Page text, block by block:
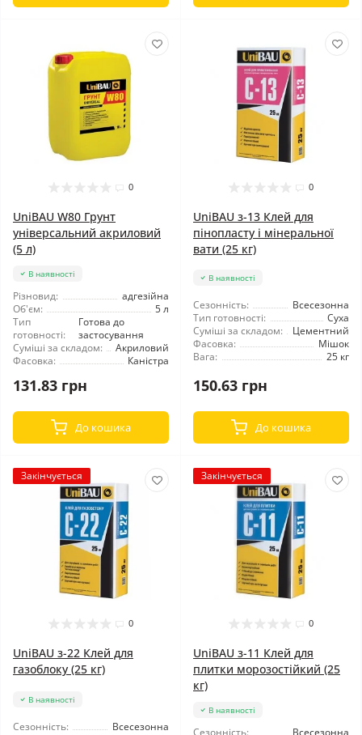
0
UniBAU W80 Грунт
універсальний акриловий
(5 л)
В наявності
Різновид:
адгезійна
Об'єм:
5 л
Тип
готовності:
Готова до
застосування
Суміші за складом:
Акриловий
Фасовка:
Каністра
131.83 грн
До кошика
0
UniBAU з-13 Клей для
пінопласту і мінеральної
вати (25 кг)
В наявності
Сезонність:
Всесезонна
Тип готовності:
Суха
Суміші за складом:
Цементний
Фасовка:
Мішок
Вага:
25 кг
150.63 грн
До кошика
Закінчується
0
UniBAU з-22 Клей для
газоблоку (25 кг)
В наявності
Сезонність:
Всесезонна
Закінчується
0
UniBAU з-11 Клей для
плитки морозостійкий (25
кг)
В наявності
Сезонність: Всесезонна